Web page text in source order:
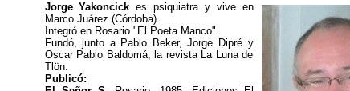
Jorge Yakoncick es psiquiatra y vive en
Marco Juárez (Córdoba).
Integró en Rosario "El Poeta Manco".
Fundó, junto a Pablo Beker,Jorge Dipréy
Oscar Pablo Baldomá, la revista La Luna de
Tlön.
Publicó: